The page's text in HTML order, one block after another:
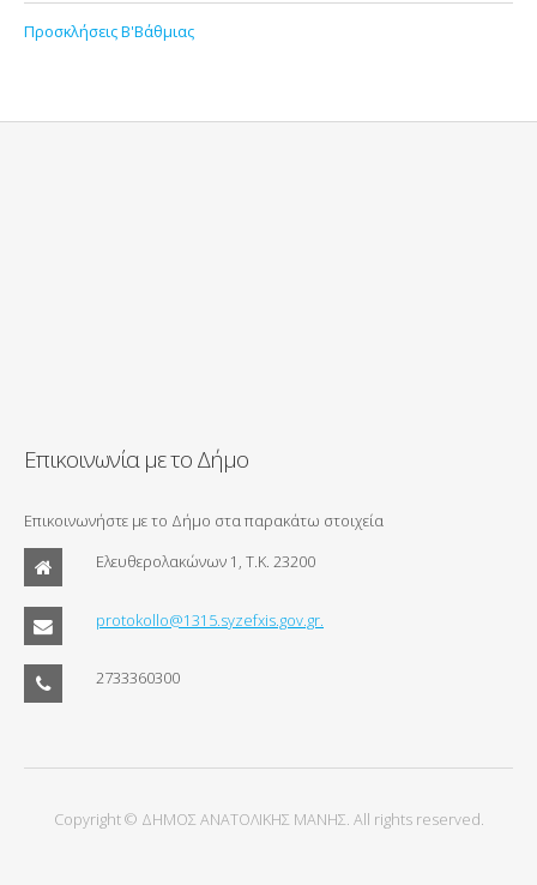
Προσκλήσεις Β'Βάθμιας
Επικοινωνία με το Δήμο
Επικοινωνήστε με το Δήμο στα παρακάτω στοιχεία
Ελευθερολακώνων 1, Τ.Κ. 23200
protokollo@1315.syzefxis.gov.gr.
2733360300
Copyright © ΔΗΜΟΣ ΑΝΑΤΟΛΙΚΗΣ ΜΑΝΗΣ. All rights reserved.